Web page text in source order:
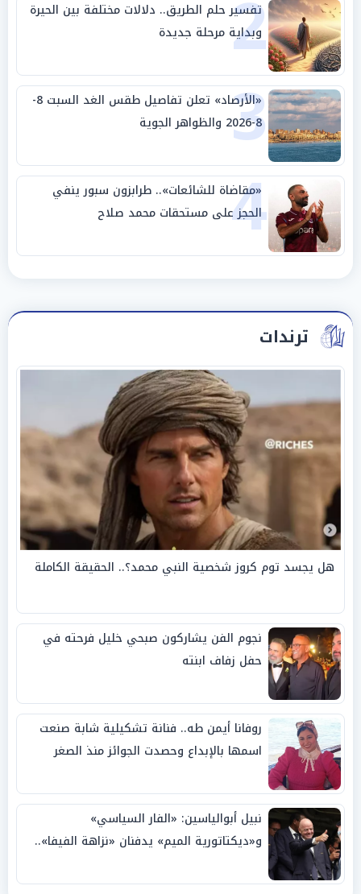
2
تفسير حلم الطريق.. دلالات مختلفة بين الحيرة
وبداية مرحلة جديدة
3
«الأرصاد» تعلن تفاصيل طقس الغد السبت 8-
8-2026 والظواهر الجوية
4
«مقاضاة للشائعات».. طرابزون سبور ينفي
الحجز على مستحقات محمد صلاح
ترندات
هل يجسد توم كروز شخصية النبي محمد؟.. الحقيقة الكاملة
نجوم الفن يشاركون صبحي خليل فرحته في
حفل زفاف ابنته
روفانا أيمن طه.. فنانة تشكيلية شابة صنعت
اسمها بالإبداع وحصدت الجوائز منذ الصغر
نبيل أبوالياسين: «الفار السياسي»
و«ديكتاتورية الميم» يدفنان «نزاهة الفيفا»..